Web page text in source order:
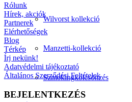
Wilvorst kollekció
Manzetti-kollekció
Szmokingkölcsönzés
Rólunk
Hírek, akciók
Partnerek
Elérhetőségek
Blog
Térkép
Írj nekünk!
Adatvédelmi tájékoztató
Általános Szerződési Feltételek
BEJELENTKEZÉS